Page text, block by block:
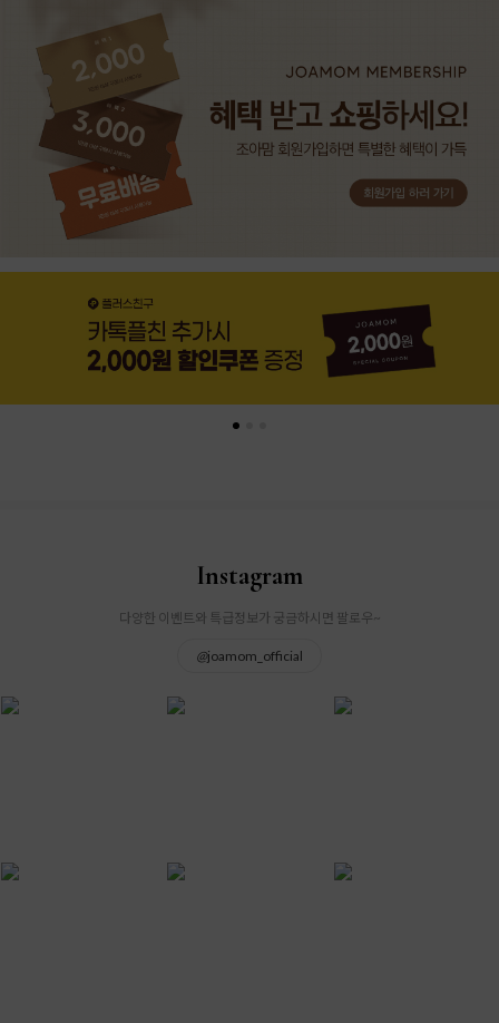
Instagram
다양한 이벤트와 특급정보가 궁금하시면 팔로우~
@joamom_official